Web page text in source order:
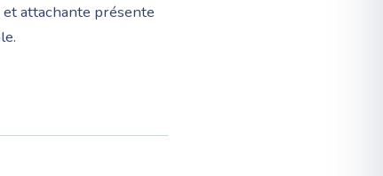
et attachante présente